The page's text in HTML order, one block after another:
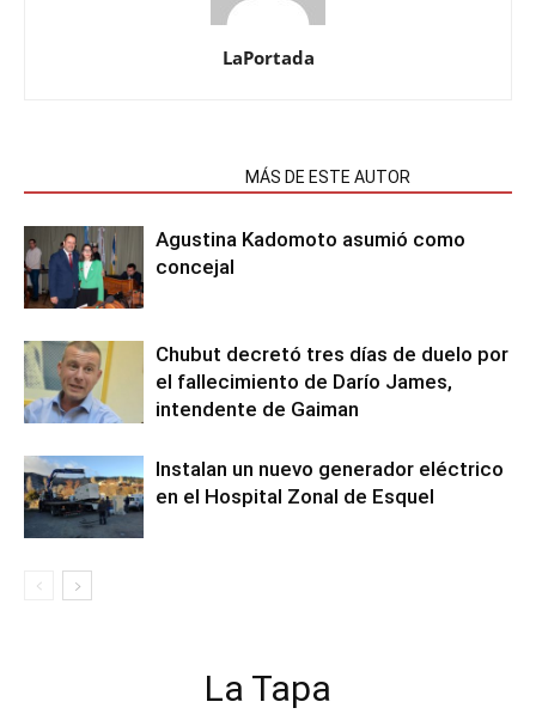
LaPortada
MÁS DE ESTE AUTOR
Agustina Kadomoto asumió como
concejal
Chubut decretó tres días de duelo por
el fallecimiento de Darío James,
intendente de Gaiman
Instalan un nuevo generador eléctrico
en el Hospital Zonal de Esquel
La Tapa